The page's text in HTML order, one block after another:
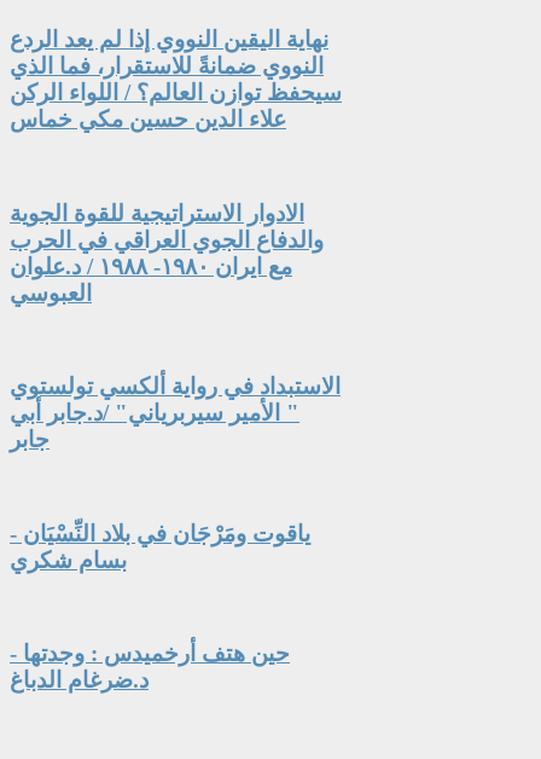
نهاية اليقين النووي إذا لم يعد الردع
النووي ضمانةً للاستقرار، فما الذي
سيحفظ توازن العالم؟ / اللواء الركن
علاء الدين حسين مكي خماس
الادوار الاستراتيجية للقوة الجوية
والدفاع الجوي العراقي في الحرب
مع ايران ١٩٨٠- ١٩٨٨ / د.علوان
العبوسي
الاستبداد في رواية ألكسي تولستوي
" الأمير سيربرياني" /د.جابر أبي
جابر
ياقوت ومَرْجَان في بلاد النِّسْيَان -
بسام شكري
حين هتف أرخميدس : وجدتها -
د.ضرغام الدباغ